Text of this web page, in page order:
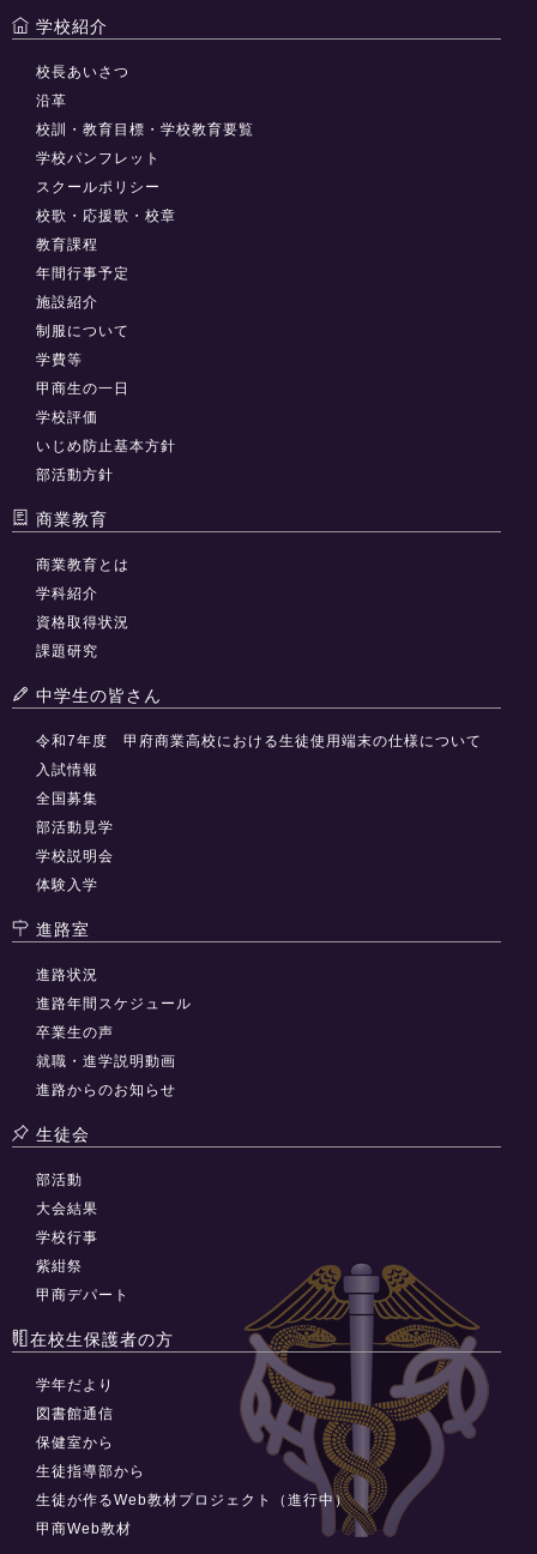
学校紹介
校長あいさつ
沿革
校訓・教育目標・学校教育要覧
学校パンフレット
スクールポリシー
校歌・応援歌・校章
教育課程
年間行事予定
施設紹介
制服について
学費等
甲商生の一日
学校評価
いじめ防止基本方針
部活動方針
商業教育
商業教育とは
学科紹介
資格取得状況
課題研究
中学生の皆さん
令和7年度 甲府商業高校における生徒使用端末の仕様について
入試情報
全国募集
部活動見学
学校説明会
体験入学
進路室
進路状況
進路年間スケジュール
卒業生の声
就職・進学説明動画
進路からのお知らせ
生徒会
部活動
大会結果
学校行事
紫紺祭
甲商デパート
在校生保護者の方
学年だより
図書館通信
保健室から
生徒指導部から
生徒が作るWeb教材プロジェクト（進行中）
甲商Web教材